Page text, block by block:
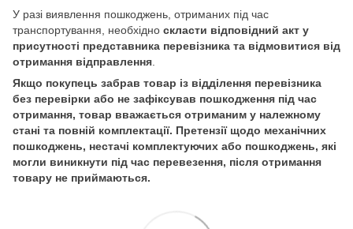
У разі виявлення пошкоджень, отриманих під час
транспортування, необхідно скласти відповідний акт у
присутності представника перевізника та відмовитися від
отримання відправлення
Якщо покупець забрав товар із відділення перевізника
без перевірки або не зафіксував пошкодження під час
отримання, товар вважається отриманим у належному
стані та повній комплектації. Претензії щодо механічних
пошкоджень, нестачі комплектуючих або пошкоджень, які
могли виникнути під час перевезення, після отримання
товару не приймаються.